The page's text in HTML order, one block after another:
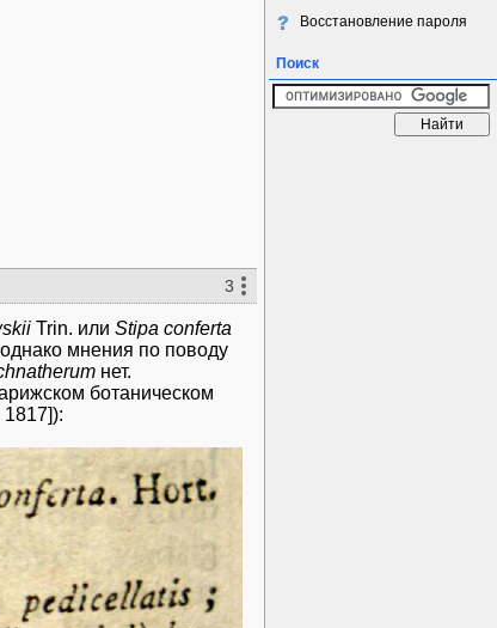
3
Trin. или Stipa conferta
мнения по поводу
нет.
ботаническом
Восстановление пароля
Поиск